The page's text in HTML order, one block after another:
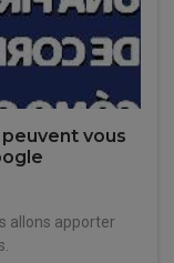
vous
allons apporter